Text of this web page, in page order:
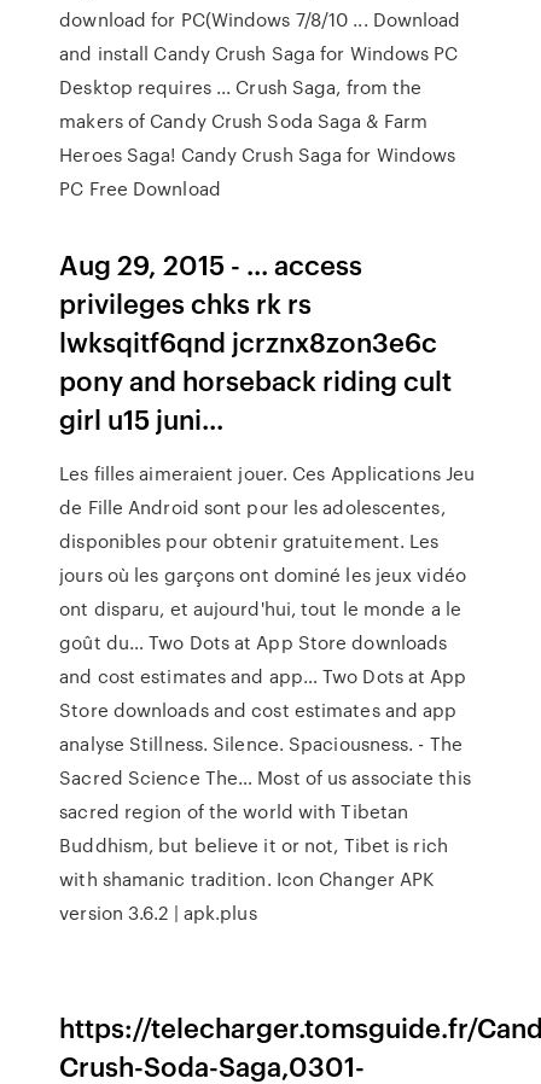
download for PC(Windows 7/8/10 ... Download
and install Candy Crush Saga for Windows PC
Desktop requires ... Crush Saga, from the
makers of Candy Crush Soda Saga & Farm
Heroes Saga! Candy Crush Saga for Windows
PC Free Download
Aug 29, 2015 - ... access
privileges chks rk rs
lwksqitf6qnd jcrznx8zon3e6c
pony and horseback riding cult
girl u15 juni...
Les filles aimeraient jouer. Ces Applications Jeu
de Fille Android sont pour les adolescentes,
disponibles pour obtenir gratuitement. Les
jours où les garçons ont dominé les jeux vidéo
ont disparu, et aujourd'hui, tout le monde a le
goût du…Two Dots at App Store downloads
and cost estimates and app… Two Dots at App
Store downloads and cost estimates and app
analyse Stillness. Silence. Spaciousness. - The
Sacred Science The… Most of us associate this
sacred region of the world with Tibetan
Buddhism, but believe it or not, Tibet is rich
with shamanic tradition. Icon Changer APK
version 3.6.2 | apk.plus
https://telecharger.tomsguide.fr/
Crush-Soda-Saga,0301-